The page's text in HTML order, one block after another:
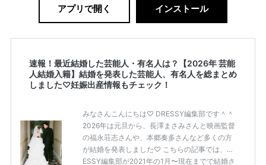
アプリで開く インストール
速報！最近結婚した芸能人・有名人は？【2026年 芸能
人結婚入籍】結婚を発表した芸能人、有名人を総まとめ
しました♡妊娠出産情報もチェック！
みなさんこんにちは♡ DRESSY編集部です＾＾
2026年は元旦から、長澤まさみさんと映画監督
の福永荘志さんや、本郷奏多さんなど多くの方
が結婚を発表しました♡ こちらの記事では、DR
ESSY編集部が2021年の1月〜現在までで結婚さ